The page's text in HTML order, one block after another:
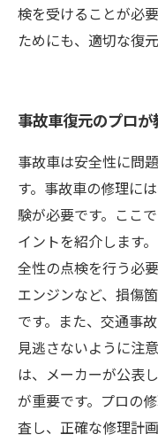
検を受けることが必
ためにも、適切な復
事故車復元のプロが
事故車は安全性に問
す。事故車の修理に
験が必要です。ここ
イントを紹介します
全性の点検を行う必
エンジンなど、損傷
です。また、交通事
見逃さないように注
は、メーカーが公表
が重要です。プロの
査し、正確な修理計